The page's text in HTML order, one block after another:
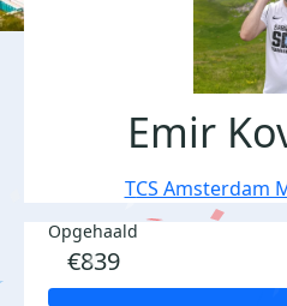
Emir
TCS Amsterdam
Opgehaald
€839